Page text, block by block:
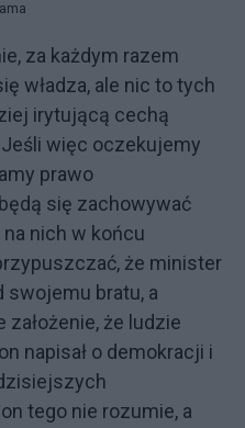
za każdym razem
władza, ale nic to tych
irytującą cechą
więc oczekujemy
prawo
się zachowywać
nich w końcu
że minister
swojemu bratu, a
że ludzie
napisał o demokracji i
tego nie rozumie, a